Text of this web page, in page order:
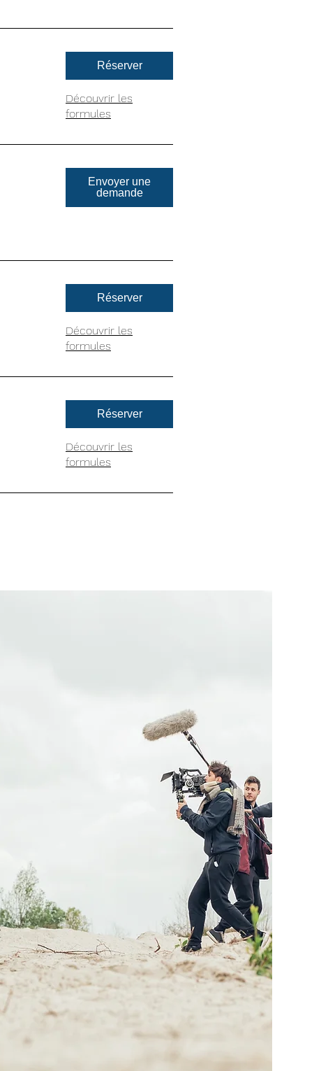
Réserver
Découvrir les
formules
Envoyer une
demande
Réserver
Découvrir les
formules
Réserver
Découvrir les
formules